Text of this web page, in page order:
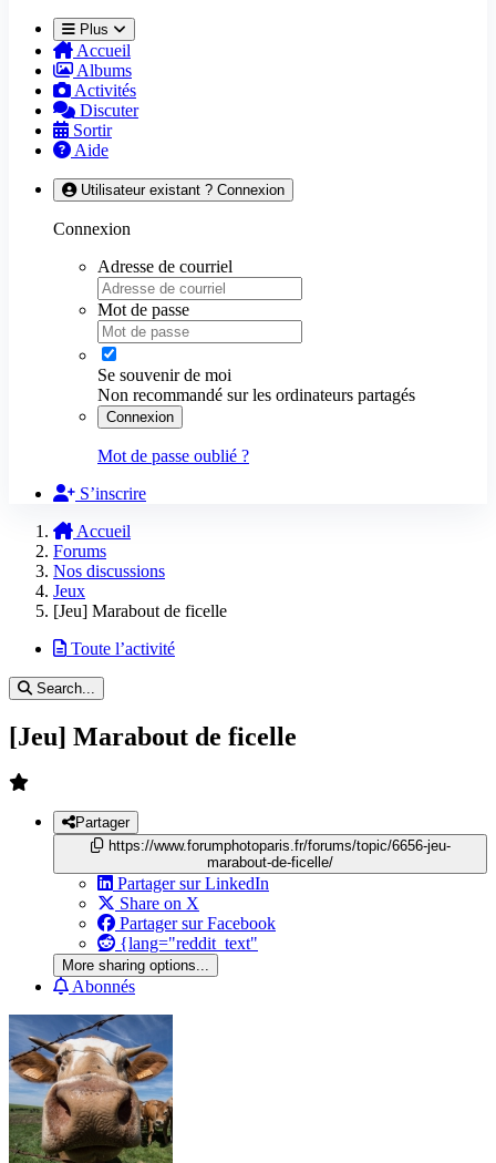
Plus
Accueil
Albums
Activités
Discuter
Sortir
Aide
Utilisateur existant ? Connexion
Connexion
Adresse de courriel
Mot de passe
Se souvenir de moi
Non recommandé sur les ordinateurs partagés
Connexion
Mot de passe oublié ?
S’inscrire
Accueil
Forums
Nos discussions
Jeux
[Jeu] Marabout de ficelle
Toute l’activité
Search...
[Jeu] Marabout de ficelle
Partager
https://www.forumphotoparis.fr/forums/topic/6656-jeu-
marabout-de-ficelle/
Partager sur LinkedIn
Share on X
Partager sur Facebook
{lang="reddit_text"
More sharing options...
Abonnés